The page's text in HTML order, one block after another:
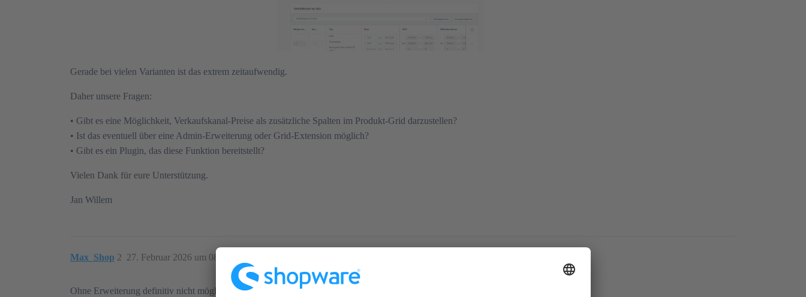
Gerade bei vielen Varianten ist das extrem zeitaufwendig.
Daher unsere Fragen:
• Gibt es eine Möglichkeit, Verkaufskanal-Preise als zusätzliche Spalten im Produkt-Grid darzustellen?
• Ist das eventuell über eine Admin-Erweiterung oder Grid-Extension möglich?
• Gibt es ein Plugin, das diese Funktion bereitstellt?
Vielen Dank für eure Unterstützung.
Jan Willem
Max_Shop 27. Februar 2026 um 08:32
2
Ohne Erweiterung definitiv nicht möglich.